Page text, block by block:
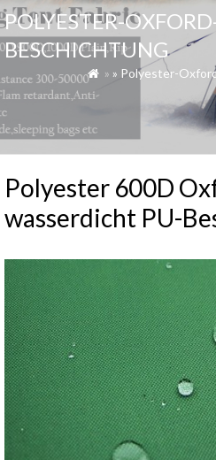
POLYESTER-
BESCHICHTUNG
 » » Polyester-
Polyester 600D
wasserdicht PU-